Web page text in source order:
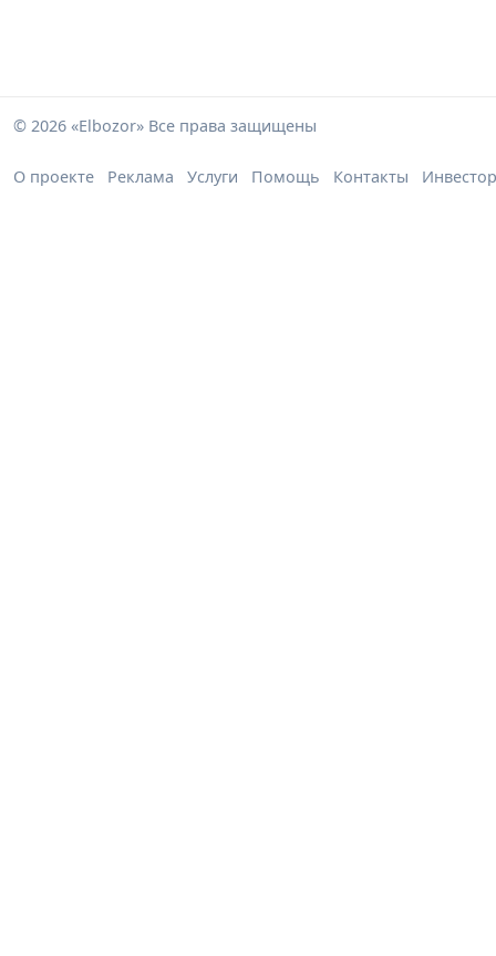
© 2026 «Elbozor» Все права защищены
О проекте Реклама Услуги Помощь Контакты